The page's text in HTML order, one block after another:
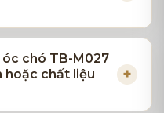
chó TB-M027
hoặc chất liệu